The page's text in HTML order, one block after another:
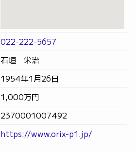
022-222-5657
石垣 栄治
1954年1月26日
1,000万円
2370001007492
https://www.orix-p1.jp/